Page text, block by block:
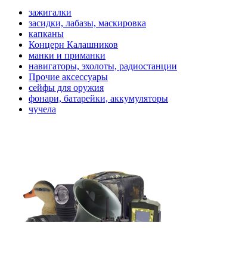
зажигалки
засидки, лабазы, маскировка
капканы
Концерн Калашников
манки и приманки
навигаторы, эхолоты, радиостанции
Прочие аксессуары
сейфы для оружия
фонари, батарейки, аккумуляторы
чучела